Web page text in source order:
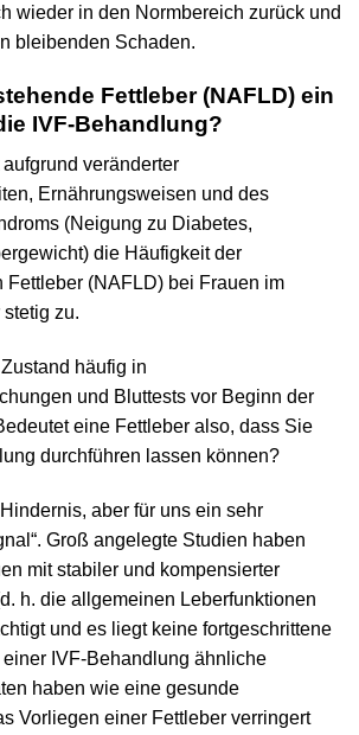
wieder in den Normbereich zurück und
bleibenden Schaden.
Fettleber (NAFLD) ein
IVF-Behandlung?
veränderter
Ernährungsweisen und des
(Neigung zu Diabetes,
die Häufigkeit der
Fettleber (NAFLD) bei Frauen im
zu.
häufig in
und Bluttests vor Beginn der
eine Fettleber also, dass Sie
durchführen lassen können?
aber für uns ein sehr
Groß angelegte Studien haben
mit stabiler und kompensierter
h. die allgemeinen Leberfunktionen
und es liegt keine fortgeschrittene
IVF-Behandlung ähnliche
haben wie eine gesunde
Vorliegen einer Fettleber verringert